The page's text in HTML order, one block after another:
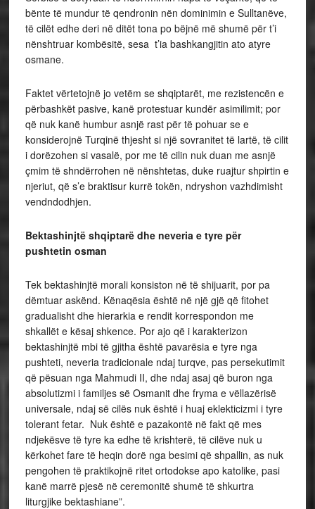
bënte të mundur të qendronin nën dominimin e Sulltanëve,
të cilët edhe deri në ditët tona po bëjnë më shumë për t’i
nënshtruar kombësitë, sesa t’ia bashkangjitin ato atyre
osmane.
Faktet vërtetojnë jo vetëm se shqiptarët, me rezistencën e
përbashkët pasive, kanë protestuar kundër asimilimit; por
që nuk kanë humbur asnjë rast për të pohuar se e
konsiderojnë Turqinë thjesht si një sovranitet të lartë, të cilit
i dorëzohen si vasalë, por me të cilin nuk duan me asnjë
çmim të shndërrohen në nënshtetas, duke ruajtur shpirtin e
njeriut, që s’e braktisur kurrë tokën, ndryshon vazhdimisht
vendndodhjen.
Bektashinjtë shqiptarë dhe neveria e tyre për
pushtetin osman
Tek bektashinjtë morali konsiston në të shijuarit, por pa
dëmtuar askënd. Kënaqësia është në një gjë që fitohet
gradualisht dhe hierarkia e rendit korrespondon me
shkallët e kësaj shkence. Por ajo që i karakterizon
bektashinjtë mbi të gjitha është pavarësia e tyre nga
pushteti, neveria tradicionale ndaj turqve, pas persekutimit
që pësuan nga Mahmudi II, dhe ndaj asaj që buron nga
absolutizmi i familjes së Osmanit dhe fryma e vëllazërisë
universale, ndaj së cilës nuk është i huaj eklekticizmi i tyre
tolerant fetar. Nuk është e pazakontë në fakt që mes
ndjekësve të tyre ka edhe të krishterë, të cilëve nuk u
kërkohet fare të heqin dorë nga besimi që shpallin, as nuk
pengohen të praktikojnë ritet ortodokse apo katolike, pasi
kanë marrë pjesë në ceremonitë shumë të shkurtra
liturgjike bektashiane”.